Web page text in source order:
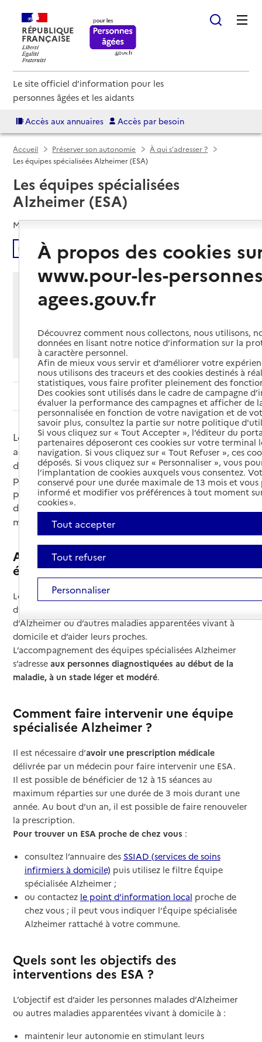
RÉPUBLIQUE
FRANÇAISE
Le site officiel d'information pour les
personnes âgées et les aidants
Accès aux annuaires Accès par besoin
Accueil Préserver son autonomie
À qui s’adresser ?
Les équipes spécialisées Alzheimer (ESA)
Les équipes spécialisées
Alzheimer (ESA)
Mis à jour le
Écouter
Partager cette page
ImprimerPartager par email
Partager sur Facebook
Partager sur X
Partager sur Linkedin
Si vous souhaitez partager sur Facebook, LinkedIn, X et
Whatsapp, veuillezautoriser le dépôt de cookies.
Sommaire
Les équipes spécialisées Alzheimer (ESA)
accompagnent les personnes atteintes de la maladie
d’Alzheimer vivant à domicile et aident leurs
proches. L’objectif des interventions est de leur
permettre de rester vivre le plus longtemps à
domicile. Ces interventions se font sur prescription
médicale.
Auprès de qui interviennent les
équipes spécialisées Alzheimer ?
Les équipes spécialisées Alzheimer (ESA) ont pour mission
d’accompagner les personnes atteintes de la maladie
d’Alzheimer ou d’autres maladies apparentées vivant à
domicile et d’aider leurs proches.
L’accompagnement des équipes spécialisées Alzheimer
s’adresseaux personnes diagnostiquées au début de la
maladie, à un stade léger et modéré.
Comment faire intervenir une équipe
spécialisée Alzheimer ?
Il est nécessaire d’avoir une prescription médicale
délivrée par un médecin pour faire intervenir une ESA.
Il est possible de bénéficier de 12 à 15 séances au
maximum réparties sur une durée de 3 mois durant une
année. Au bout d’un an, il est possible de faire renouveler
la prescription.
Pour trouver un ESA proche de chez vous :
consultez l’annuaire des SSIAD (services de soins
infirmiers à domicile) puis utilisez le filtre Équipe
spécialisée Alzheimer ;
ou contactez le point d’information local proche de
chez vous ; il peut vous indiquer l’Équipe spécialisée
Alzheimer rattaché à votre commune.
Quels sont les objectifs des
interventions des ESA ?
L’objectif est d’aider les personnes malades d’Alzheimer
ou autres maladies apparentées vivant à domicile à :
maintenir leur autonomie en stimulant leurs
À propos des cookies
www.pour-les-
agees.gouv.fr
Découvrez comment nous collectons, nous utilisons,
données en lisant notre notice d’information sur la
à caractère personnel.
Afin de mieux vous servir et d’améliorer votre
nous utilisons des traceurs et des cookies destinés à
statistiques, vous faire profiter pleinement des
Des cookies sont utilisés dans le cadre de campagne
évaluer la performance des campagnes et afficher de
personnalisée en fonction de votre navigation et de
savoir plus, consultez la partie sur notre politique
Si vous cliquez sur « Tout Accepter », l’éditeur du
partenaires déposeront ces cookies sur votre terminal
navigation. Si vous cliquez sur « Tout Refuser », ces
déposés. Si vous cliquez sur « Personnaliser », vous
l’implantation de cookies auxquels vous consentez.
conservé pour une durée maximale de 13 mois et
informé et modifier vos préférences à tout moment
cookies ».
Tout accepter
Tout refuser
Personnaliser